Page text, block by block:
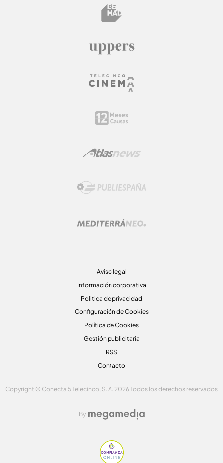
Aviso legal
Información corporativa
Politica de privacidad
Configuración de Cookies
Política de Cookies
Gestión publicitaria
RSS
Contacto
Copyright © Conecta 5 Telecinco, S. A. 2026 Todos los derechos reservados
By